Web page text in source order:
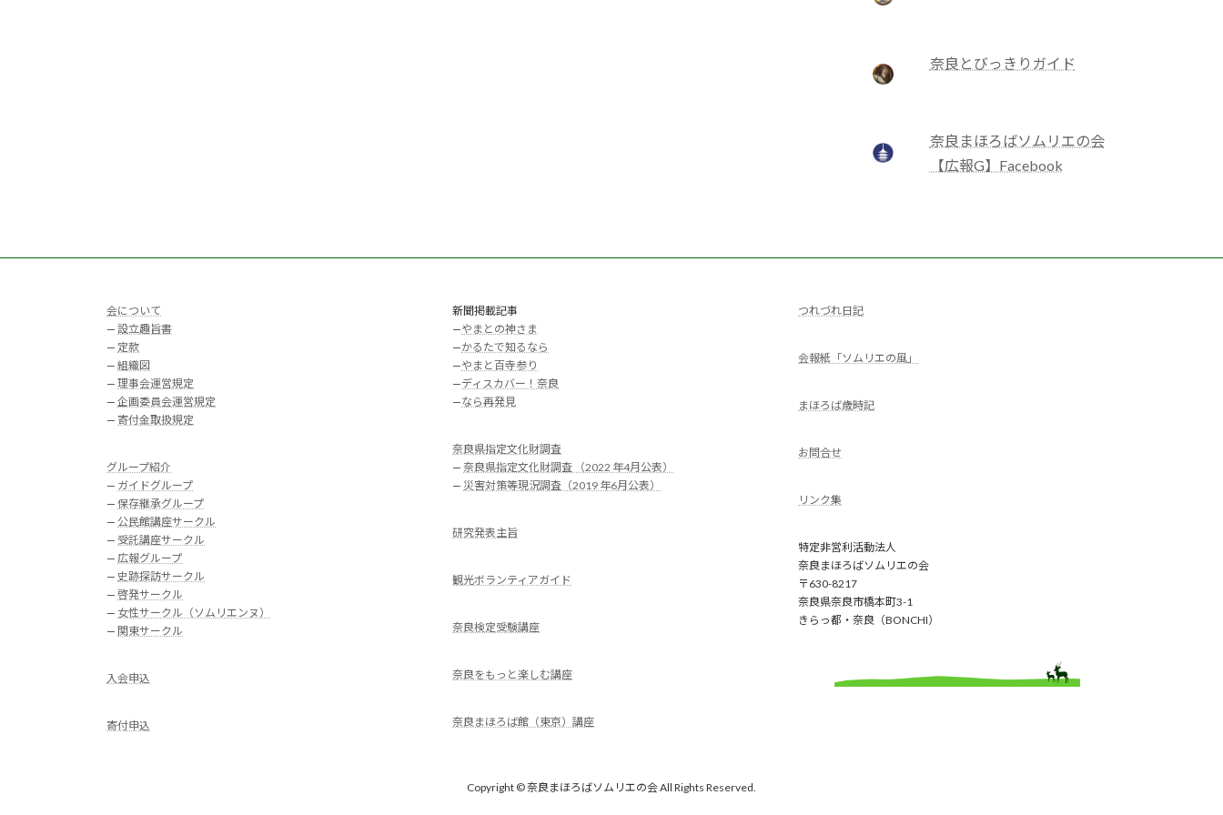
奈良とびっきりガイド
奈良まほろばソムリエの会
【広報G】Facebook
会について
— 設立趣旨書
— 定款
— 組織図
— 理事会運営規定
— 企画委員会運営規定
— 寄付金取扱規定
グループ紹介
— ガイドグループ
— 保存継承グループ
— 公民館講座サークル
— 受託講座サークル
— 広報グループ
— 史跡探訪サークル
— 啓発サークル
— 女性サークル（ソムリエンヌ）
— 関東サークル
入会申込
寄付申込
新聞掲載記事
—やまとの神さま
—かるたで知るなら
—やまと百寺参り
—ディスカバー！奈良
—なら再発見
奈良県指定文化財調査
— 奈良県指定文化財調査 （2022 年4月公表）
— 災害対策等現況調査（2019 年6月公表）
研究発表主旨
観光ボランティアガイド
奈良検定受験講座
奈良をもっと楽しむ講座
奈良まほろば館（東京）講座
つれづれ日記
会報紙「ソムリエの風」
まほろば歳時記
お問合せ
リンク集
特定非営利活動法人
奈良まほろばソムリエの会
〒630-8217
奈良県奈良市橋本町3-1
きらっ都・奈良（BONCHI）
Copyright © 奈良まほろばソムリエの会 All Rights Reserved.